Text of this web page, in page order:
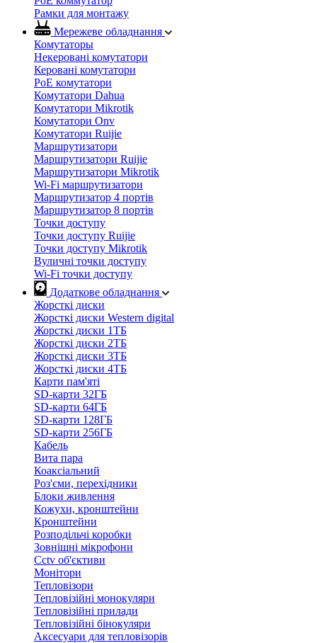
Рамки для монтажу
Мережеве обладнання
Комутаторы
Некеровані комутатори
Керовані комутатори
PoE комутатори
Комутатори Dahua
Комутатори Mikrotik
Комутатори Onv
Комутатори Ruijie
Маршрутизатори
Маршрутизатори Ruijie
Маршрутизатори Mikrotik
Wi-Fi маршрутизатори
Маршрутизатор 4 портів
Маршрутизатор 8 портів
Точки доступу
Точки доступу Ruijie
Точки доступу Mikrotik
Вуличні точки доступу
Wi-Fi точки доступу
Додаткове обладнання
Жорсткі диски
Жорсткі диски Western digital
Жорсткі диски 1ТБ
Жорсткі диски 2ТБ
Жорсткі диски 3ТБ
Жорсткі диски 4ТБ
Карти пам'яті
SD-карти 32ГБ
SD-карти 64ГБ
SD-карти 128ГБ
SD-карти 256ГБ
Кабель
Вита пара
Коаксіальний
Роз'єми, перехідники
Блоки живлення
Кожухи, кронштейни
Кронштейни
Розподільчі коробки
Зовнішні мікрофони
Cctv об'єктиви
Монітори
Тепловізори
Тепловізійні монокуляри
Тепловізійні прилади
Тепловізійні бінокуляри
Аксесуари для тепловізорів